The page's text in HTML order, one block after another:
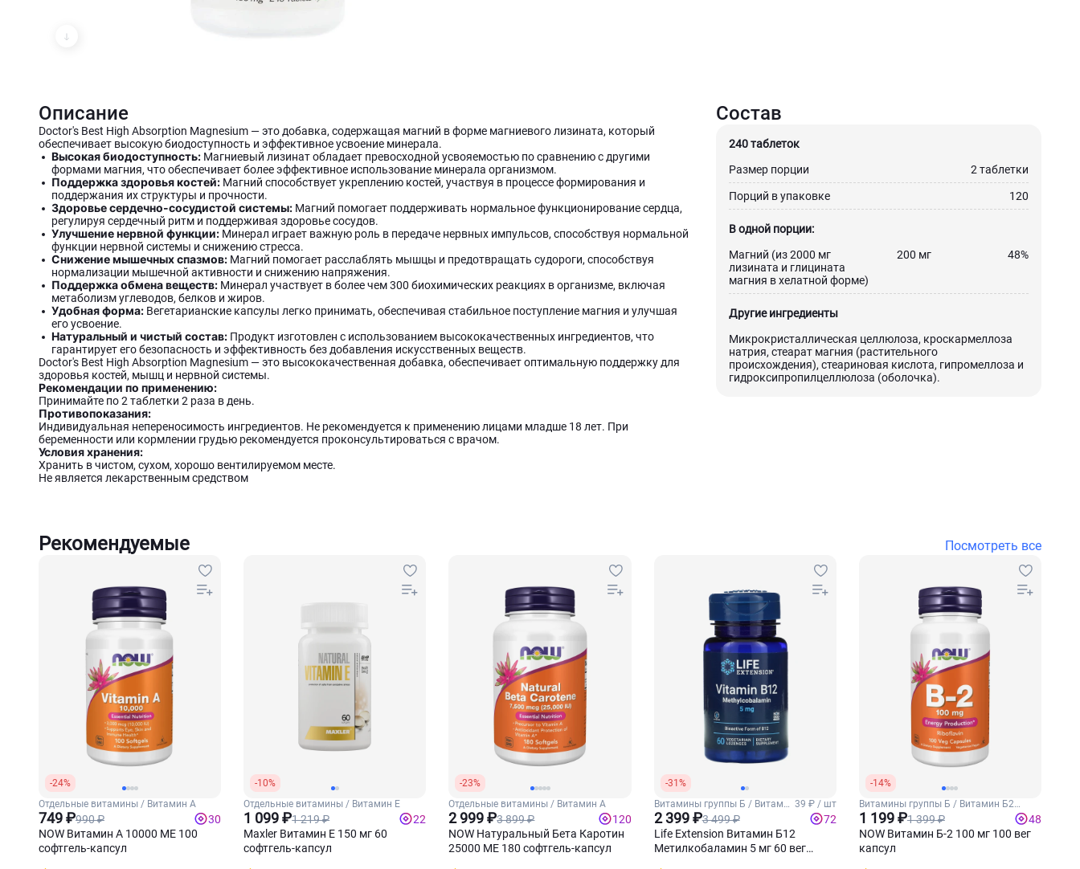
Описание Состав
Doctor's Best High Absorption Magnesium — это добавка, содержащая магний в форме магниевого лизината, который
обеспечивает высокую биодоступность и эффективное усвоение минерала.
Высокая биодоступность: Магниевый лизинат обладает превосходной усвояемостью по сравнению с другими
формами магния, что обеспечивает более эффективное использование минерала организмом.
Поддержка здоровья костей: Магний способствует укреплению костей, участвуя в процессе формирования и
поддержания их структуры и прочности.
Здоровье сердечно-сосудистой системы: Магний помогает поддерживать нормальное функционирование сердца,
регулируя сердечный ритм и поддерживая здоровье сосудов.
Улучшение нервной функции: Минерал играет важную роль в передаче нервных импульсов, способствуя нормальной
функции нервной системы и снижению стресса.
Снижение мышечных спазмов: Магний помогает расслаблять мышцы и предотвращать судороги, способствуя
нормализации мышечной активности и снижению напряжения.
Поддержка обмена веществ: Минерал участвует в более чем 300 биохимических реакциях в организме, включая
метаболизм углеводов, белков и жиров.
Удобная форма: Вегетарианские капсулы легко принимать, обеспечивая стабильное поступление магния и улучшая
его усвоение.
Натуральный и чистый состав: Продукт изготовлен с использованием высококачественных ингредиентов, что
гарантирует его безопасность и эффективность без добавления искусственных веществ.
Doctor's Best High Absorption Magnesium — это высококачественная добавка, обеспечивает оптимальную поддержку для
здоровья костей, мышц и нервной системы.
Рекомендации по применению:
Принимайте по 2 таблетки 2 раза в день.
Противопоказания:
Индивидуальная непереносимость ингредиентов. Не рекомендуется к применению лицами младше 18 лет. При
беременности или кормлении грудью рекомендуется проконсультироваться с врачом.
Условия хранения:
Хранить в чистом, сухом, хорошо вентилируемом месте.
Не является лекарственным средством
240 таблеток
Размер порции
2 таблетки
Порций в упаковке 120
В одной порции:
Магний (из 2000 мг
лизината и глицината
магния в хелатной форме)
200 мг 48%
Другие ингредиенты
Микрокристаллическая целлюлоза, кроскармеллоза
натрия, стеарат магния (растительного
происхождения), стеариновая кислота, гипромеллоза и
гидроксипропилцеллюлоза (оболочка).
Рекомендуемые Посмотреть все
-24%
Отдельные витамины / Витамин А
749 ₽990 ₽
30
NOW Витамин А 10000 МЕ 100
софтгель-капсул
-10%
Отдельные витамины / Витамин Е
1 099 ₽1 219 ₽
22
Maxler Витамин Е 150 мг 60
софтгель-капсул
-23%
Отдельные витамины / Витамин А
2 999 ₽3 899 ₽
120
NOW Натуральный Бета Каротин
25000 МЕ 180 софтгель-капсул
-31%
Витамины группы Б / Витамин
Б12
39 ₽ / шт
2 399 ₽3 499 ₽
72
Life Extension Витамин Б12
Метилкобаламин 5 мг 60 вег
-14%
Витамины группы Б / Витамин Б2
(Рибофлавин)
1 199 ₽1 399 ₽
48
NOW Витамин Б-2 100 мг 100 вег
капсул